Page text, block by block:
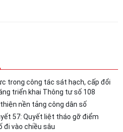
trong công tác sát hạch, cấp đổi
triển khai Thông tư số 108
nền tảng công dân số
57: Quyết liệt tháo gỡ điểm
đi vào chiều sâu